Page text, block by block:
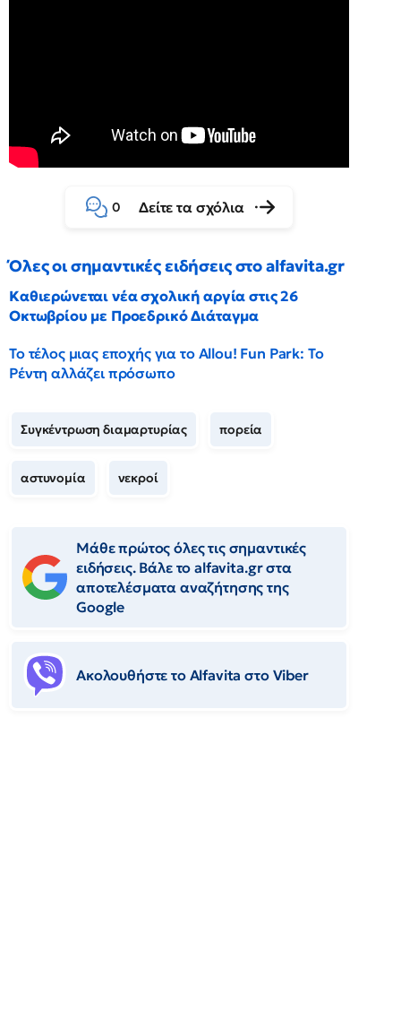
0 Δείτε τα σχόλια
Όλες οι σημαντικές ειδήσεις στο alfavita.gr
Καθιερώνεται νέα σχολική αργία στις 26
Οκτωβρίου με Προεδρικό Διάταγμα
Το τέλος μιας εποχής για το Allou! Fun Park: Το
Ρέντη αλλάζει πρόσωπο
Συγκέντρωση διαμαρτυρίας πορεία
αστυνομία νεκροί
Μάθε πρώτος όλες τις σημαντικές
ειδήσεις. Βάλε το alfavita.gr στα
αποτελέσματα αναζήτησης της
Google
Ακολουθήστε το Αlfavita στο Viber